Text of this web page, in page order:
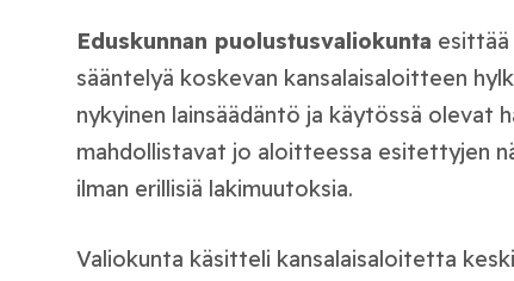
Eduskunnan puolustusvaliokunta esittää
sääntelyä koskevan kansalaisaloitteen
nykyinen lainsäädäntö ja käytössä olevat
mahdollistavat jo aloitteessa esitettyjen
ilman erillisiä lakimuutoksia.
Valiokunta käsitteli kansalaisaloitetta